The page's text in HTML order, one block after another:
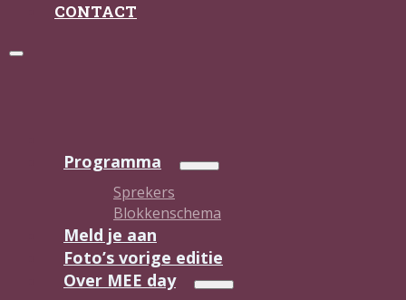
CONTACT
Programma
Sprekers
Blokkenschema
Meld je aan
Foto’s vorige editie
Over MEE day